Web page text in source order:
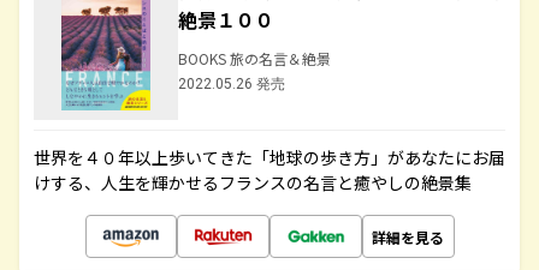
絶景１００
BOOKS 旅の名言＆絶景
2022.05.26 発売
世界を４０年以上歩いてきた「地球の歩き方」があなたにお届
けする、人生を輝かせるフランスの名言と癒やしの絶景集
詳細を見る